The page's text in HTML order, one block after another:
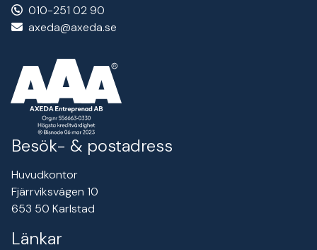
010-251 02 90
axeda@axeda.se
Besök- & postadress
Huvudkontor
Fjärrviksvägen 10
653 50 Karlstad
Länkar